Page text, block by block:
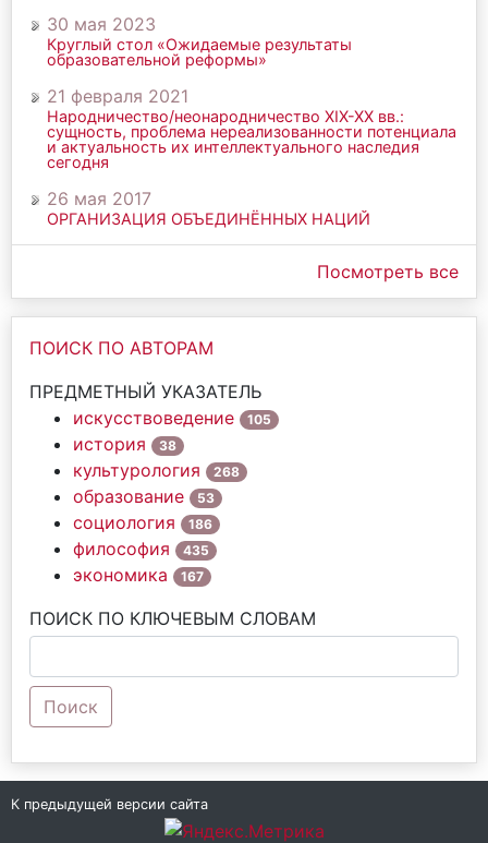
30 мая 2023
Круглый стол «Ожидаемые результаты
образовательной реформы»
21 февраля 2021
Народничество/неонародничество ХIХ-ХХ вв.:
сущность, проблема нереализованности потенциала
и актуальность их интеллектуального наследия
сегодня
26 мая 2017
ОРГАНИЗАЦИЯ ОБЪЕДИНЁННЫХ НАЦИЙ
Посмотреть все
ПОИСК ПО АВТОРАМ
ПРЕДМЕТНЫЙ УКАЗАТЕЛЬ
искусствоведение
105
история 38
культурология 268
образование 53
социология 186
философия 435
экономика 167
ПОИСК ПО КЛЮЧЕВЫМ СЛОВАМ
Поиск
К предыдущей версии сайта